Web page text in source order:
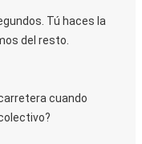
Tú haces la
del resto.
cuando